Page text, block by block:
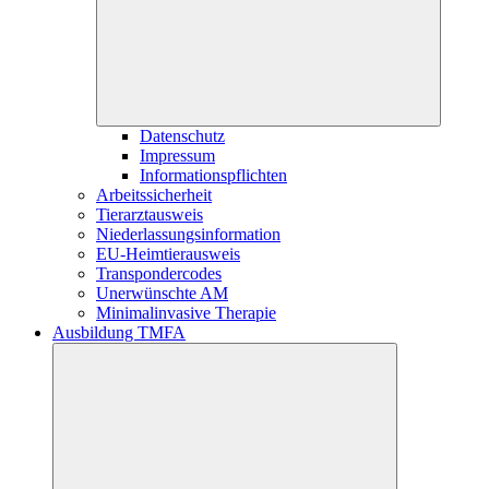
Datenschutz
Impressum
Informationspflichten
Arbeitssicherheit
Tierarztausweis
Niederlassungsinformation
EU-Heimtierausweis
Transpondercodes
Unerwünschte AM
Minimalinvasive Therapie
Ausbildung TMFA